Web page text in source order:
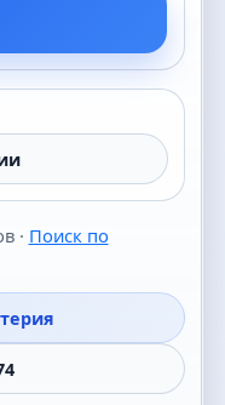
· Поиск по